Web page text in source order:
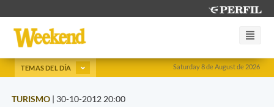
Saturday 8 de August de 2026
TEMAS DEL DÍA
TURISMO | 30-10-2012 20:00